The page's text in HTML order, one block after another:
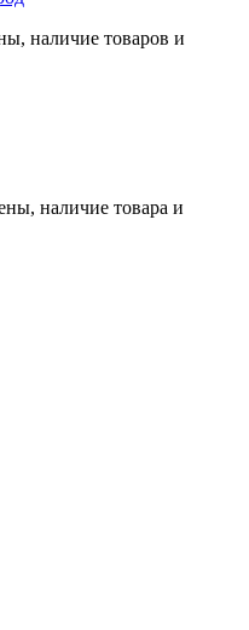
наличие товаров и
наличие товара и